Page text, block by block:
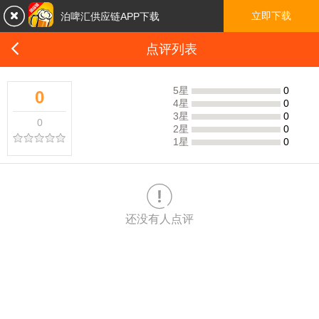
 点评列表
0
0
5星
0
4星
0
3星
0
2星
0
1星
0

还没有人点评
 泊啤汇供应链APP下载 立即下载